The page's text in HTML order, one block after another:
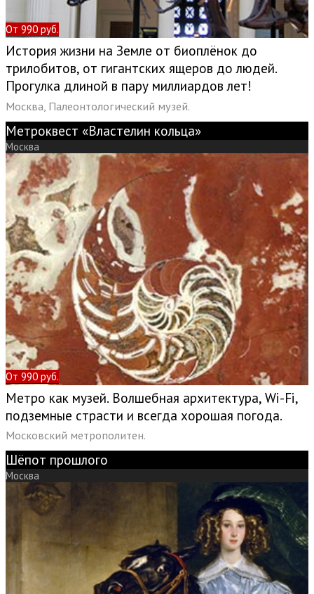
От 990 руб.
История жизни на Земле от биоплёнок до
трилобитов, от гигантских ящеров до людей.
Прогулка длиной в пару миллиардов лет!
Москва, Палеонтологический музей.
Метроквест «Властелин кольца»
Москва
От 990 руб.
Метро как музей. Волшебная архитектура, Wi-Fi,
подземные страсти и всегда хорошая погода.
Московский метрополитен.
Шёпот прошлого
Москва